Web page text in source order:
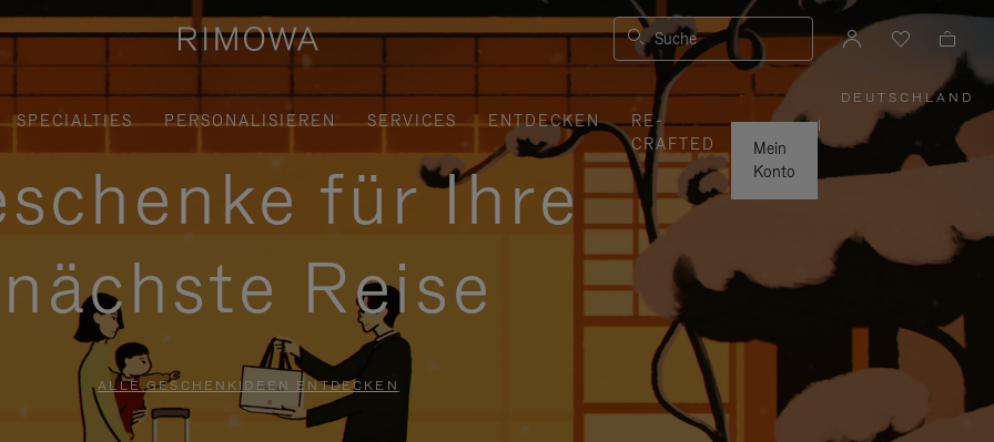
Suche
SPECIALTIES PERSONALISIEREN SERVICES ENTDECKEN
RE-
CRAFTED
Mein
Konto
DEUTSCHLAND
,
WÄHLEN
IHRE
REGION
AUS
|
für Ihre
nächste Reise
ALLE GESCHENKIDEEN ENTDECKEN